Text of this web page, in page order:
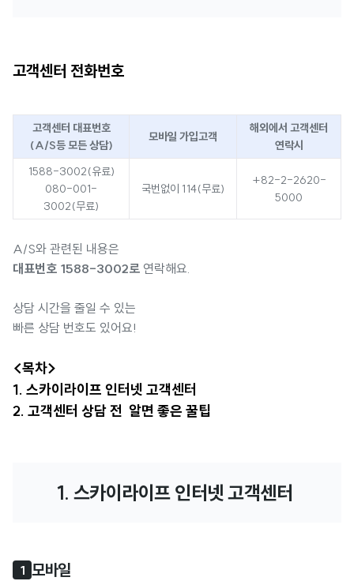
고객센터 전화번호
고객센터 대표번호
(A/S등 모든 상담)
모바일 가입고객
해외에서 고객센터
연락시
1588-3002(유료)
080-001-
3002(무료)
국번없이 114(무료)
+82-2-2620-
5000
A/S와 관련된 내용은
대표번호 1588-3002로 연락해요.
상담 시간을 줄일 수 있는
빠른 상담 번호도 있어요!
<목차>
1. 스카이라이프 인터넷 고객센터
2. 고객센터 상담 전 알면 좋은 꿀팁
1. 스카이라이프 인터넷 고객센터
1 모바일